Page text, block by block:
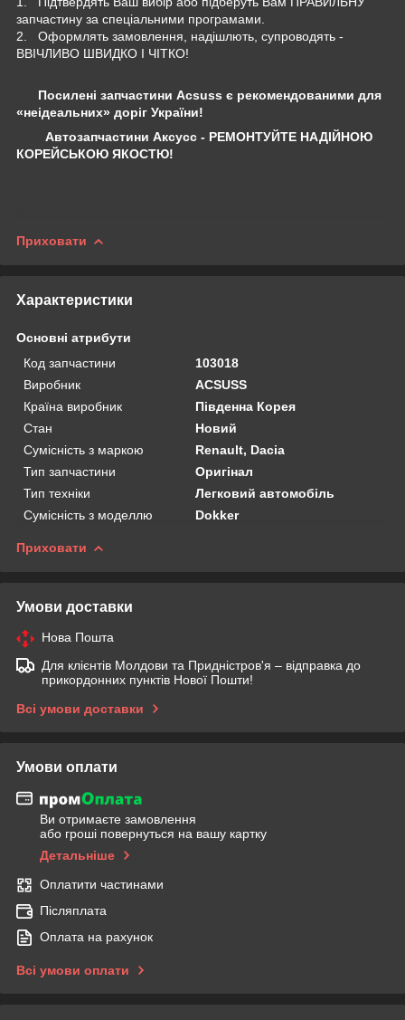
запчастину за спеціальними програмами.
2. Оформлять замовлення, надішлють, супроводять -
ВВІЧЛИВО ШВИДКО І ЧІТКО!
Посилені запчастини Acsuss є рекомендованими для
«неідеальних» доріг України!
Автозапчастини Аксусс - РЕМОНТУЙТЕ НАДІЙНОЮ
КОРЕЙСЬКОЮ ЯКОСТЮ!
Приховати
Характеристики
Основні атрибути
Код запчастини
103018
Виробник
ACSUSS
Країна виробник
Південна Корея
Стан
Новий
Сумісність з маркою
Renault, Dacia
Тип запчастини
Оригінал
Тип техніки
Легковий автомобіль
Сумісність з моделлю
Dokker
Приховати
Умови доставки
Нова Пошта
Для клієнтів Молдови та Придністров'я – відправка до
прикордонних пунктів Нової Пошти!
Всі умови доставки
Умови оплати
Ви отримаєте замовлення
або гроші повернуться на вашу картку
Детальніше
Оплатити частинами
Післяплата
Оплата на рахунок
Всі умови оплати